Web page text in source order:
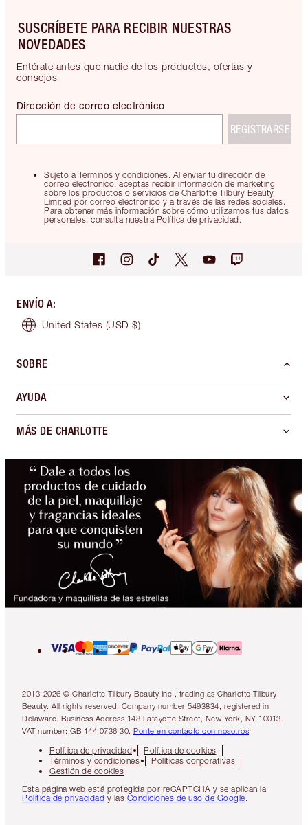
SUSCRÍBETE PARA RECIBIR NUESTRAS
NOVEDADES
Entérate antes que nadie de los productos, ofertas y
consejos
Sujeto a Términos y condiciones. Al enviar tu dirección de
correo electrónico, aceptas recibir información de marketing
sobre los productos o servicios de Charlotte Tilbury Beauty
Limited por correo electrónico y a través de las redes sociales.
Para obtener más información sobre cómo utilizamos tus datos
personales, consulta nuestra Política de privacidad.
Dirección de correo electrónico
REGISTRARSE
ENVÍO A:
United States (USD $)
SOBRE
AYUDA
MÁS DE CHARLOTTE
2013-2026 © Charlotte Tilbury Beauty Inc., trading as Charlotte Tilbury
Beauty. All rights reserved. Company number 5493834, registered in
Delaware. Business Address 148 Lafayette Street, New York, NY 10013.
VAT number: GB 144 0736 30. Ponte en contacto con nosotros
Política de privacidad
Política de cookies
Términos y condiciones
Políticas corporativas
Gestión de cookies
Esta página web está protegida por reCAPTCHA y se aplican la
Política de privacidad y las Condiciones de uso de Google.